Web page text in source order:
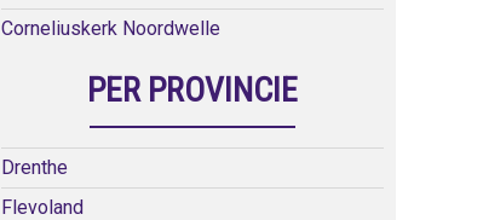
Corneliuskerk Noordwelle
PER PROVINCIE
Drenthe
Flevoland